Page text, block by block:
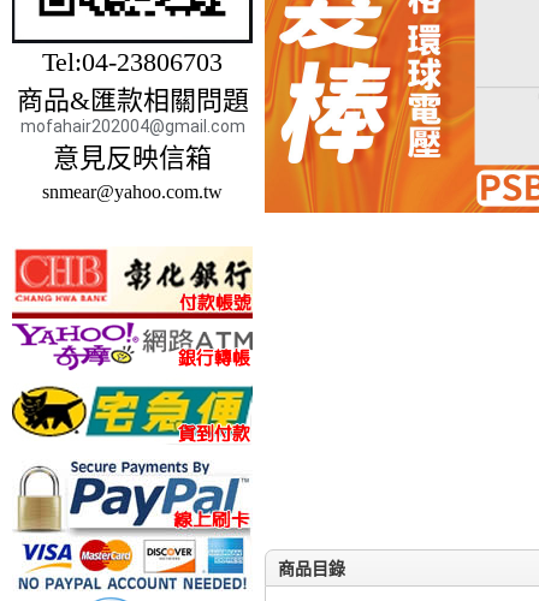
Tel:04-23806703
商品&匯款相關問題
mofahair202004@gmail.com
意見反映信箱
snmear@yahoo.com.tw
商品目錄